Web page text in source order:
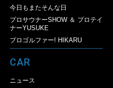
今日もまたそんな日
プロサウナーSHOW ＆ プロテイ
ナーYUSUKE
プロゴルファー! HIKARU
CAR
ニュース